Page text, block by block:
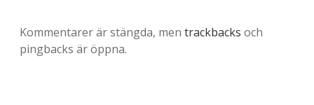
Kommentarer är stängda, men trackbacks och
pingbacks är öppna.